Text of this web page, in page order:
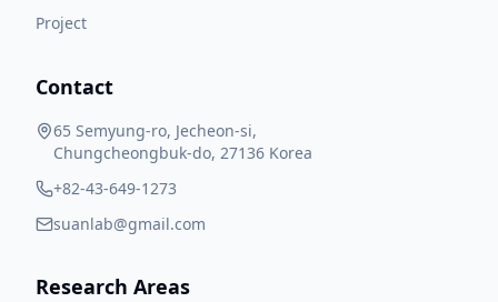
Project
Contact
65 Semyung-ro, Jecheon-si,
Chungcheongbuk-do, 27136 Korea
+82-43-649-1273
suanlab@gmail.com
Research Areas